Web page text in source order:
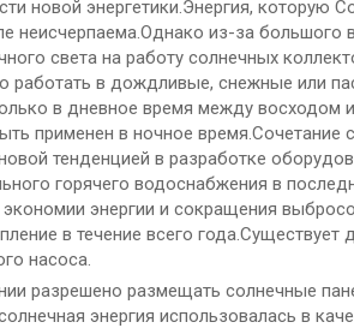
новой энергетики.Энергия, которую
неисчерпаема.Однако из-за большого
света на работу солнечных
работать в дождливые, снежные или
в дневное время между восходом
применен в ночное время.Сочетание
тенденцией в разработке
горячего водоснабжения в
энергии и сокращения
в течение всего года.Существует
насоса.
разрешено размещать солнечные
энергия использовалась в